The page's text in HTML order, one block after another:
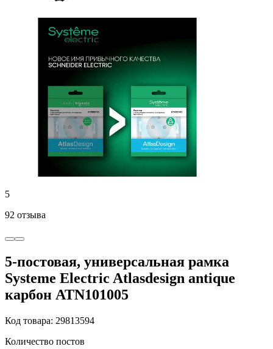
5
92 отзыва
5-постовая, универсальная рамка
Systeme Electric Atlasdesign antique
карбон ATN101005
Код товара: 29813594
Количество постов